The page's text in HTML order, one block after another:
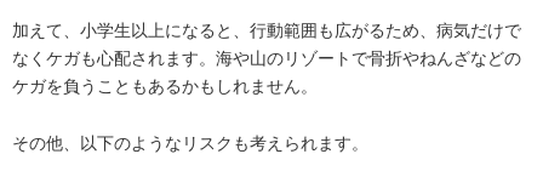
加えて、小学生以上になると、行動範囲も広がるため、病気だけで
なくケガも心配されます。海や山のリゾートで骨折やねんざなどの
ケガを負うこともあるかもしれません。
その他、以下のようなリスクも考えられます。